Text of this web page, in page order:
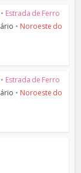
• Estrada de Ferro
• Noroeste do
• Estrada de Ferro
• Noroeste do